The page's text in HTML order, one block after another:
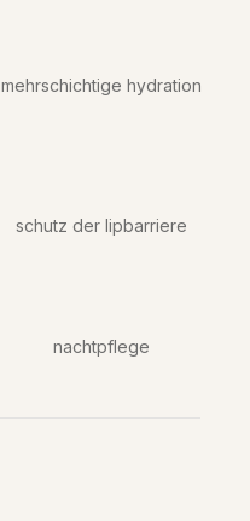
mehrschichtige hydration
schutz der lipbarriere
nachtpflege